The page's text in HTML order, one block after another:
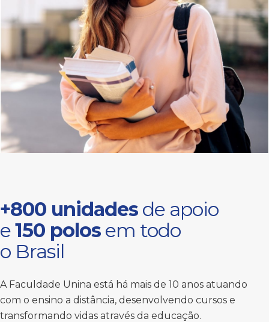
+800 unidades de apoio
e150 polos em todo
o Brasil
A Faculdade Unina está há mais de 10 anos atuando
com o ensino a distância, desenvolvendo cursos e
transformando vidas através da educação.